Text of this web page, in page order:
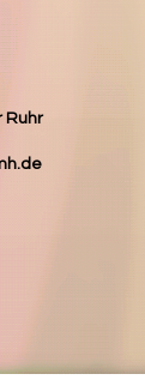
Ruhr